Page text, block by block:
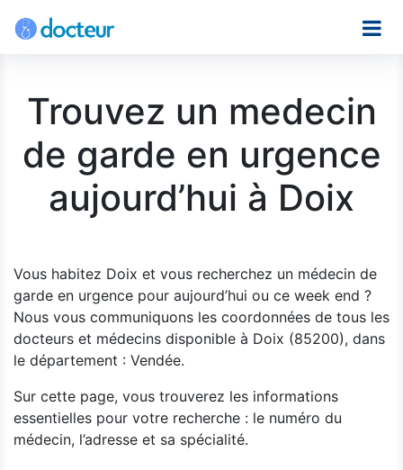
Trouvez un medecin
de garde en urgence
aujourd’hui à Doix
Vous habitez Doix et vous recherchez un médecin de
garde en urgence pour aujourd’hui ou ce week end ?
Nous vous communiquons les coordonnées de tous les
docteurs et médecins disponible à Doix (85200), dans
le département : Vendée.
Sur cette page, vous trouverez les informations
essentielles pour votre recherche : le numéro du
médecin, l’adresse et sa spécialité.